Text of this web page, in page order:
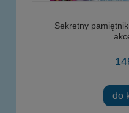
Sekretny
do